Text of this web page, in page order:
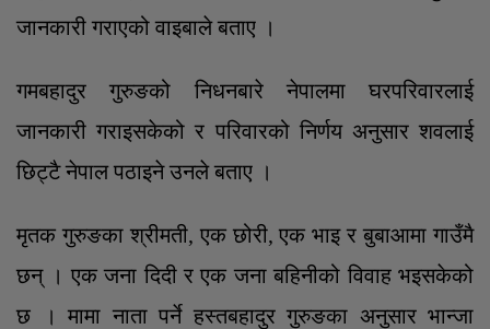
जानकारी गराएको वाइबाले बताए ।
गमबहादुर गुरुङको निधनबारे नेपालमा घरपरिवारलाई
जानकारी गराइसकेको र परिवारको निर्णय अनुसार शवलाई
छिट्टै नेपाल पठाइने उनले बताए ।
मृतक गुरुङका श्रीमती, एक छोरी, एक भाइ र बुबाआमा गाउँमै
छन् । एक जना दिदी र एक जना बहिनीको विवाह भइसकेको
छ । मामा नाता पर्ने हस्तबहादुर गुरुङका अनुसार भान्जा